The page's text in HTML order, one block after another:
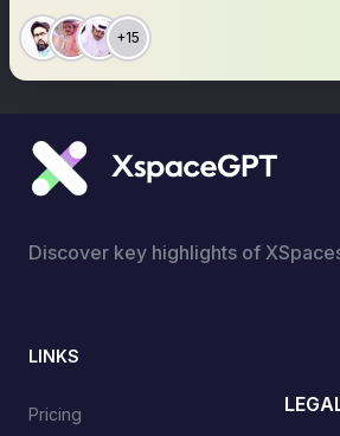
+15
Discover key highlights of
LINKS
Pricing